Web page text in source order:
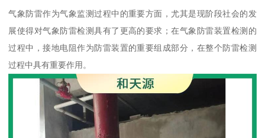
气象防雷作为气象监测过程中的重要方面，尤其是现阶段社会的发
展使得对气象防雷检测具有了更高的要求；在气象防雷装置检测的
过程中，接地电阻作为防雷装置的重要组成部分，在整个防雷检测
过程中具有重要作用。